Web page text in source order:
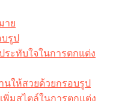
าย
รูป
ะทับใจในการตกแต่ง
ให้สวยด้วยกรอบรูป
มสไตล์ในการตกแต่ง